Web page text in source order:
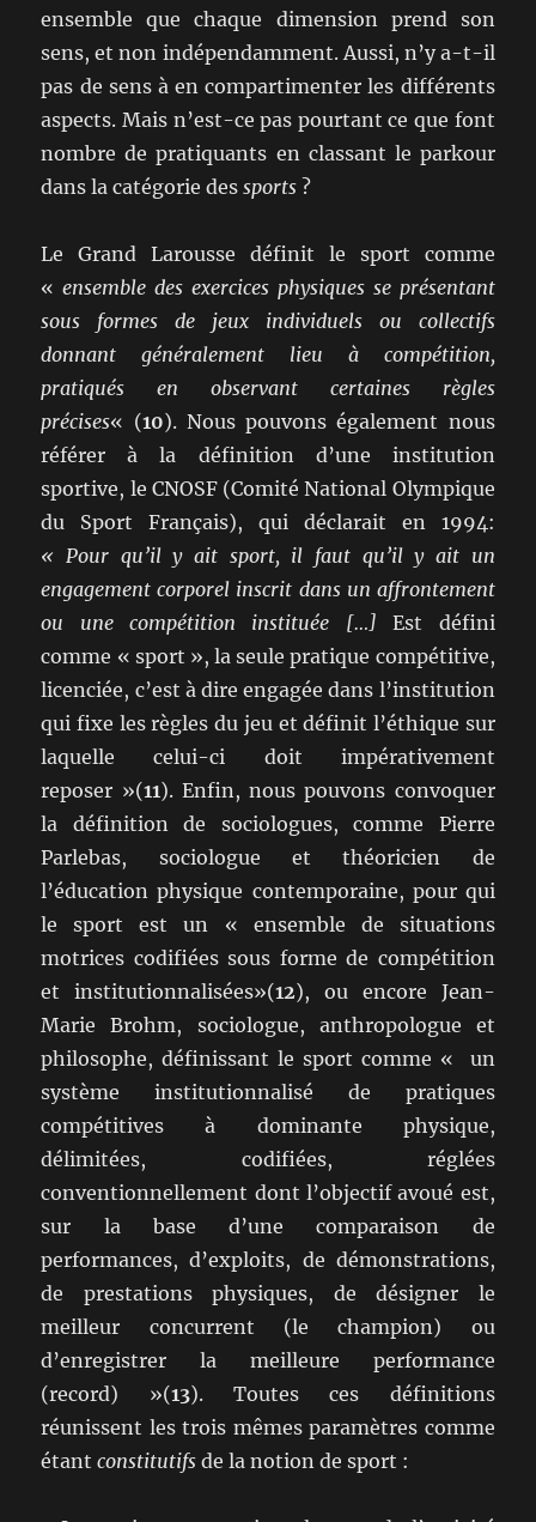
ensemble que chaque dimension prend son
sens, et non indépendamment. Aussi, n’y a-t-il
pas de sens à en compartimenter les différents
aspects. Mais n’est-ce pas pourtant ce que font
nombre de pratiquants en classant le parkour
dans la catégorie dessports ?
Le Grand Larousse définit le sport comme
«ensemble des exercices physiques se présentant
sous formes de jeux individuels ou collectifs
donnant généralement lieu à compétition,
pratiqués en observant certaines règles
précises« (10). Nous pouvons également nous
référer à la définition d’une institution
sportive, le CNOSF (Comité National Olympique
du Sport Français), qui déclarait en 1994:
« Pour qu’il y ait sport, il faut qu’il y ait un
engagement corporel inscrit dans un affrontement
ou une compétition instituée […]Est défini
comme « sport », la seule pratique compétitive,
licenciée, c’est à dire engagée dans l’institution
qui fixe les règles du jeu et définit l’éthique sur
laquelle celui-ci doit impérativement
reposer »(11). Enfin, nous pouvons convoquer
la définition de sociologues, comme Pierre
Parlebas, sociologue et théoricien de
l’éducation physique contemporaine, pour qui
le sport est un « ensemble de situations
motrices codifiées sous forme de compétition
et institutionnalisées»(12), ou encore Jean-
Marie Brohm, sociologue, anthropologue et
philosophe, définissant le sport comme « un
système institutionnalisé de pratiques
compétitives à dominante physique,
délimitées, codifiées, réglées
conventionnellement dont l’objectif avoué est,
sur la base d’une comparaison de
performances, d’exploits, de démonstrations,
de prestations physiques, de désigner le
meilleur concurrent (le champion) ou
d’enregistrer la meilleure performance
(record) »(13). Toutes ces définitions
réunissent les trois mêmes paramètres comme
étantconstitutifs de la notion de sport :